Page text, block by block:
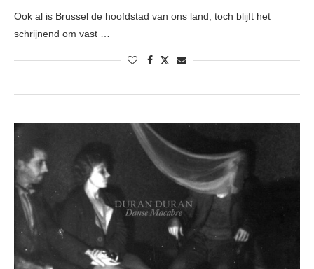
Ook al is Brussel de hoofdstad van ons land, toch blijft het
schrijnend om vast …